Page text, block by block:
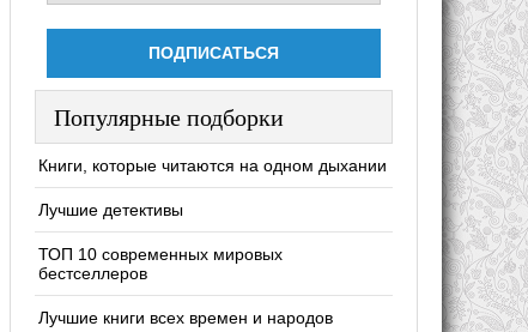
Популярные подборки
Книги, которые читаются на одном дыхании
Лучшие детективы
ТОП 10 современных мировых
бестселлеров
Лучшие книги всех времен и народов